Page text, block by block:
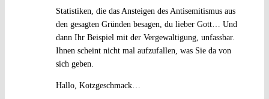
Statistiken, die das Ansteigen des Antisemitismus aus
den gesagten Gründen besagen, du lieber Gott… Und
dann Ihr Beispiel mit der Vergewaltigung, unfassbar.
Ihnen scheint nicht mal aufzufallen, was Sie da von
sich geben.
Hallo, Kotzgeschmack…